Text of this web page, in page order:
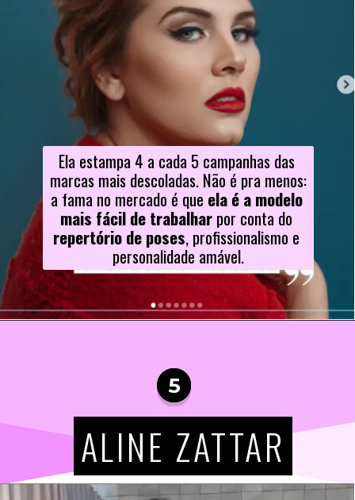
Ela estampa 4 a cada 5 campanhas das
marcas mais descoladas. Não é pra menos:
a fama no mercado é que ela é a modelo
mais fácil de trabalhar por conta do
repertório de poses, profissionalismo e
personalidade amável.
ALINE ZATTAR
ALINE ZATTAR
5